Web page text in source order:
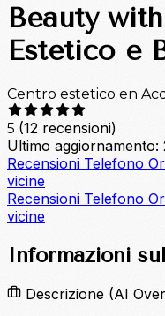
Beauty
Estetico e
Centro estetico en
5 (12 recensioni)
Ultimo aggiornamento:
Recensioni Telefono
vicine
Recensioni Telefono
vicine
Informazioni
Descrizione (AI